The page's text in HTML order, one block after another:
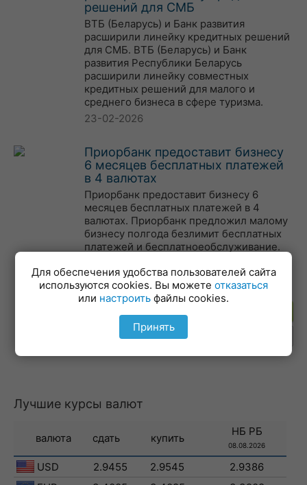
решений для СМБ
ВТБ (Беларусь) и Банк развития
расширили линейку кредитных решений
для СМБ. ВТБ (Беларусь) и Банк
развития Республики Беларусь
расширили линейку совместных
кредитных решений для малого и
среднего бизнеса в сфере туризма.
23-02-2026
Приорбанк предоставит бизнесу
6 месяцев бесплатных платежей
в 4 валютах
Приорбанк предоставит бизнесу 6
месяцев бесплатных платежей в 4
валютах. Приорбанк предложил малому
бизнесу полгода безлимит бесплатных
платежей и бесплатноеобслуживание.
Лучшие курсы валют
валюта сдать купить
НБ РБ
08.08.2026
USD 2.9455 2.9545
2.9386
Для обеспечения удобства пользователей сайта
используются cookies. Вы можете отказаться
или настроить файлы cookies.
Принять